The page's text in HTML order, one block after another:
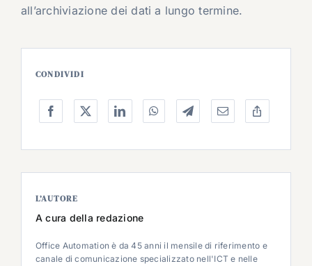
all’archiviazione dei dati a lungo termine.
CONDIVIDI
L’AUTORE
A cura della redazione
Office Automation è da 45 anni il mensile di riferimento e
canale di comunicazione specializzato nell'ICT e nelle